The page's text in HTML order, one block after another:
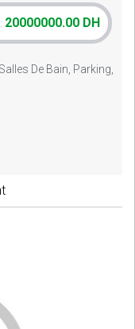
20000000.00 DH
De Bain, Parking,